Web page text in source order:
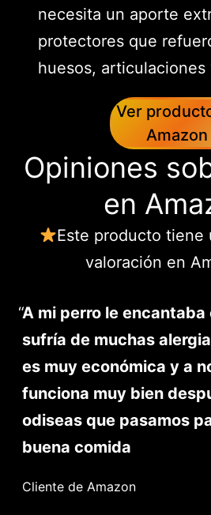
necesita un aporte
protectores que
huesos, articulaciones
Ver
Amazon
Opiniones
en
Este producto tiene
valoración en
A mi perro le
sufría de muchas
es muy económica y a
funciona muy bien
odiseas que pasamos
buena comida
Cliente de Amazon